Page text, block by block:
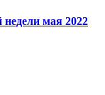
мая 2022